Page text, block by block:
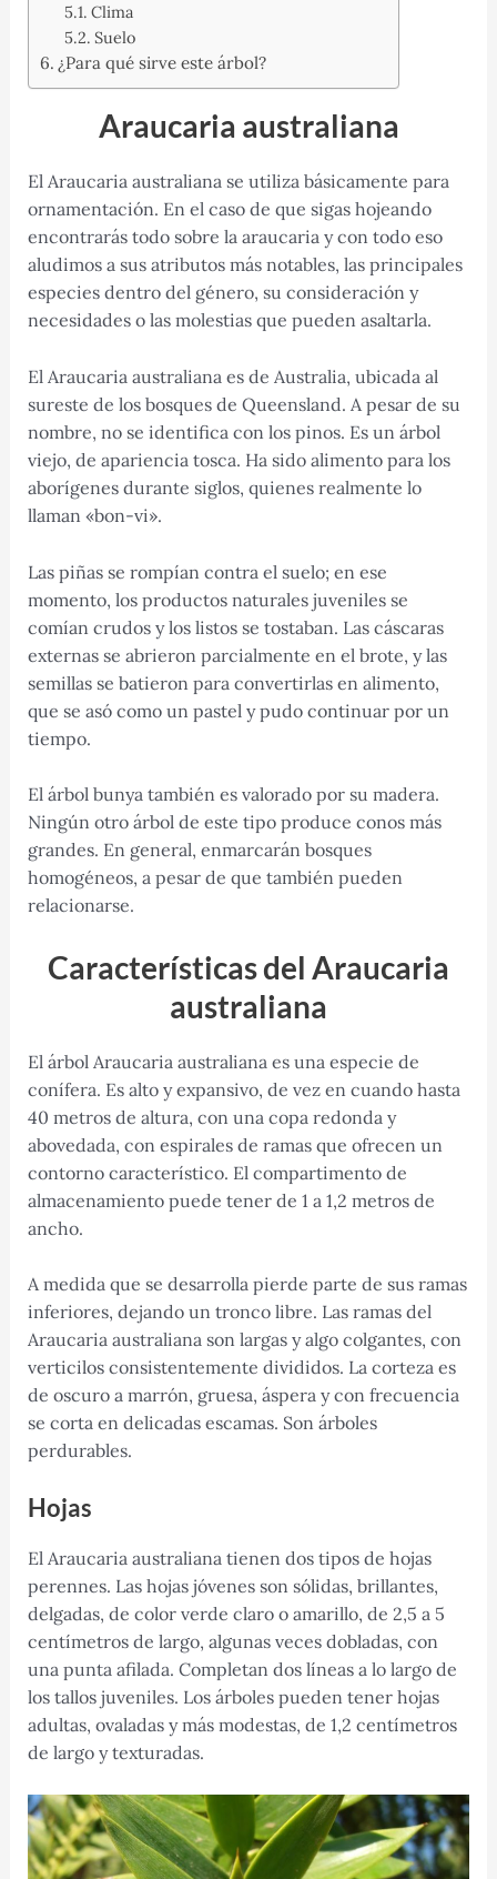
Clima
Suelo
¿Para qué sirve este árbol?
Araucaria australiana
El Araucaria australiana se utiliza básicamente para
ornamentación. En el caso de que sigas hojeando
encontrarás todo sobre la araucaria y con todo eso
aludimos a sus atributos más notables, las principales
especies dentro del género, su consideración y
necesidades o las molestias que pueden asaltarla.
El Araucaria australiana es de Australia, ubicada al
sureste de los bosques de Queensland. A pesar de su
nombre, no se identifica con los pinos. Es un árbol
viejo, de apariencia tosca. Ha sido alimento para los
aborígenes durante siglos, quienes realmente lo
llaman «bon-vi».
Las piñas se rompían contra el suelo; en ese
momento, los productos naturales juveniles se
comían crudos y los listos se tostaban. Las cáscaras
externas se abrieron parcialmente en el brote, y las
semillas se batieron para convertirlas en alimento,
que se asó como un pastel y pudo continuar por un
tiempo.
El árbol bunya también es valorado por su madera.
Ningún otro árbol de este tipo produce conos más
grandes. En general, enmarcarán bosques
homogéneos, a pesar de que también pueden
relacionarse.
Características del Araucaria
australiana
El árbol Araucaria australiana es una especie de
conífera. Es alto y expansivo, de vez en cuando hasta
40 metros de altura, con una copa redonda y
abovedada, con espirales de ramas que ofrecen un
contorno característico. El compartimento de
almacenamiento puede tener de 1 a 1,2 metros de
ancho.
A medida que se desarrolla pierde parte de sus ramas
inferiores, dejando un tronco libre. Las ramas del
Araucaria australiana son largas y algo colgantes, con
verticilos consistentemente divididos. La corteza es
de oscuro a marrón, gruesa, áspera y con frecuencia
se corta en delicadas escamas. Son árboles
perdurables.
Hojas
El Araucaria australiana tienen dos tipos de hojas
perennes. Las hojas jóvenes son sólidas, brillantes,
delgadas, de color verde claro o amarillo, de 2,5 a 5
centímetros de largo, algunas veces dobladas, con
una punta afilada. Completan dos líneas a lo largo de
los tallos juveniles. Los árboles pueden tener hojas
adultas, ovaladas y más modestas, de 1,2 centímetros
de largo y texturadas.